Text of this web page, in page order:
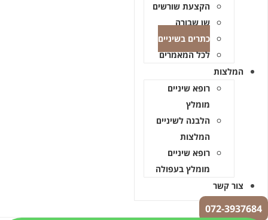
הקצעת שורשים
שן שבורה
כתרים בשיניים
לכל המאמרים
המלצות
רופא שיניים
מומלץ
הלבנה לשיניים
המלצות
רופא שיניים
מומלץ בעפולה
צור קשר
072-